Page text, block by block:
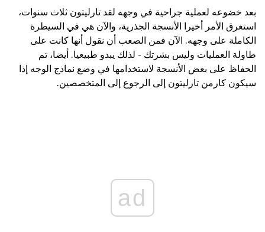
بعد خضوعه لعملية جراحية في وجهه لقد تارليتون ثلاث سنوات،
استغرق الأمر أخيرا الأنسجة الجذرية، والآن هي في السيطرة
الكاملة على وجهه. الآن فمن الصعب أن نقول أنها كانت على
طاولة العمليات وليس بشرتك - لذلك يبدو طبيعيا. أيضا، تم
الحفاظ على بعض الأنسجة لاستخدامها في وضع نماذج الوجه إذا
سيكون كارمن تارليتون إلى الرجوع إلى المتخصصين.
ad